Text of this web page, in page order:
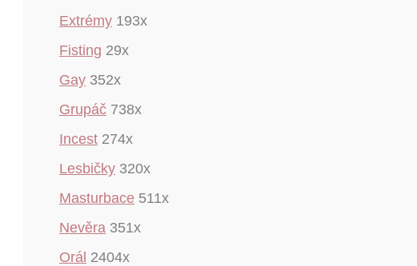
Extrémy 193x
Fisting 29x
Gay 352x
Grupáč 738x
Incest 274x
Lesbičky 320x
Masturbace 511x
Nevěra 351x
Orál 2404x